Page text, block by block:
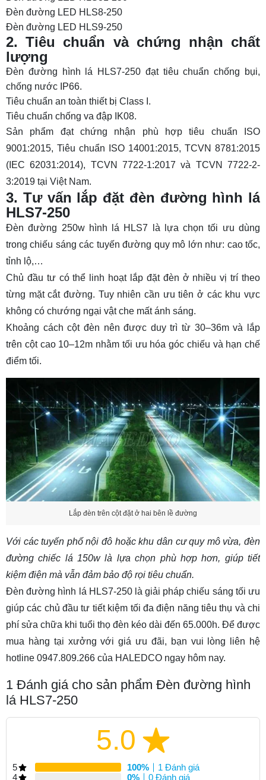
Đèn đường LED HLS8-250
Đèn đường LED HLS9-250
2. Tiêu chuẩn và chứng nhận chất
lượng
Đèn đường hình lá HLS7-250 đạt tiêu chuẩn chống bụi,
chống nước IP66.
Tiêu chuẩn an toàn thiết bị Class I.
Tiêu chuẩn chống va đập IK08.
Sản phẩm đạt chứng nhận phù hợp tiêu chuẩn ISO
9001:2015, Tiêu chuẩn ISO 14001:2015, TCVN 8781:2015
(IEC 62031:2014), TCVN 7722-1:2017 và TCVN 7722-2-
3:2019 tại Việt Nam.
3. Tư vấn lắp đặt đèn đường hình lá
HLS7-250
Đèn đường 250w hình lá HLS7 là lựa chọn tối ưu dùng
trong chiếu sáng các tuyến đường quy mô lớn như: cao tốc,
tỉnh lộ,…
Chủ đầu tư có thể linh hoạt lắp đặt đèn ở nhiều vị trí theo
từng mặt cắt đường. Tuy nhiên cần ưu tiên ở các khu vực
không có chướng ngại vật che mất ánh sáng.
Khoảng cách cột đèn nên được duy trì từ 30–36m và lắp
trên cột cao 10–12m nhằm tối ưu hóa góc chiếu và hạn chế
điểm tối.
Lắp đèn trên cột đặt ở hai bên lề đường
Với các tuyến phố nội đô hoặc khu dân cư quy mô vừa, đèn
đường chiếc lá 150wlà lựa chọn phù hợp hơn, giúp tiết
kiệm điện mà vẫn đảm bảo độ rọi tiêu chuẩn.
Đèn đường hình lá HLS7-250 là giải pháp chiếu sáng tối ưu
giúp các chủ đầu tư tiết kiệm tối đa điện năng tiêu thụ và chi
phí sửa chữa khi tuổi thọ đèn kéo dài đến 65.000h. Để được
mua hàng tại xưởng với giá ưu đãi, bạn vui lòng liên hệ
hotline 0947.809.266 của HALEDCO ngay hôm nay.
1 Đánh giá cho sản phẩm Đèn đường hình
lá HLS7-250
5.0
5 100%
1 Đánh giá
4
0%
0 Đánh giá